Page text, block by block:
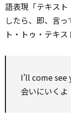
語表現「テキスト
したら、即、言
ト・トゥ・テキス
I’ll comesee
会いにいくよ